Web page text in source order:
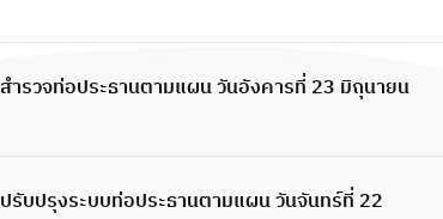
ำรวจท่อประธานตามแผน วันอังคารที่ 23 มิถุนายน
รับปรุงระบบท่อประธานตามแผน วันจันทร์ที่ 22